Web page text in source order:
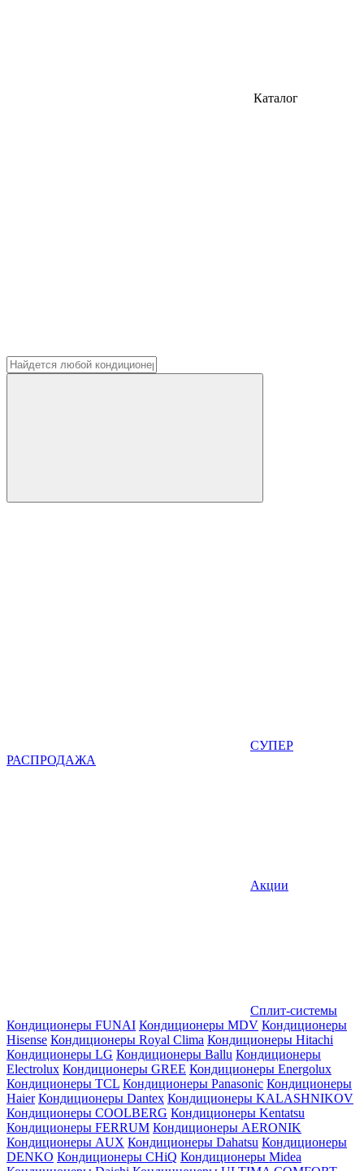
Каталог
СУПЕР
РАСПРОДАЖА
Акции
Сплит-системы
Кондиционеры FUNAI Кондиционеры MDV Кондиционеры
Hisense Кондиционеры Royal Clima Кондиционеры Hitachi
Кондиционеры LG Кондиционеры Ballu Кондиционеры
Electrolux Кондиционеры GREE Кондиционеры Energolux
Кондиционеры TCL Кондиционеры Panasonic Кондиционеры
Haier Кондиционеры Dantex Кондиционеры KALASHNIKOV
Кондиционеры СOOLBERG Кондиционеры Kentatsu
Кондиционеры FERRUM Кондиционеры AERONIK
Кондиционеры AUX Кондиционеры Dahatsu Кондиционеры
DENKO Кондиционеры CHiQ Кондиционеры Midea